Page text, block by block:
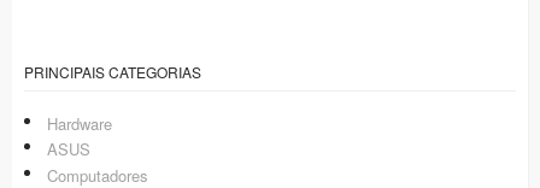
PRINCIPAIS CATEGORIAS
Hardware
ASUS
Computadores